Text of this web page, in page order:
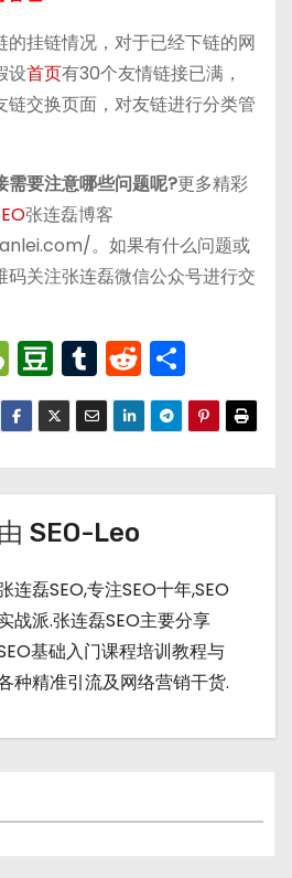
挂链情况，对于已经下链的网
设首页有30个友情链接已满，
交换页面，对友链进行分类管
需要注意哪些问题呢?更多精彩
张连磊博客
。如果有什么问题或
关注张连磊微信公众号进行交
W
e
C
a
t
D
o
u
a
n
T
u
m
r
R
e
d
t
享
由 SEO-Leo
连磊SEO,专注SEO十年,SEO
战派.张连磊SEO主要分享
基础入门课程培训教程与
种精准引流及网络营销干货.